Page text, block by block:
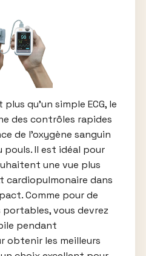
qu’un simple ECG, le
des contrôles rapides
de l’oxygène sanguin
Il est idéal pour
une vue plus
cardiopulmonaire dans
Comme pour de
vous devrez
pendant
obtenir les meilleurs